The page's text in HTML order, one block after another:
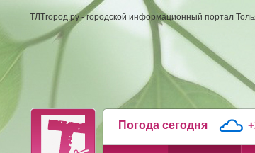
ТЛТгород.ру - городской информационный портал
Погода сегодня